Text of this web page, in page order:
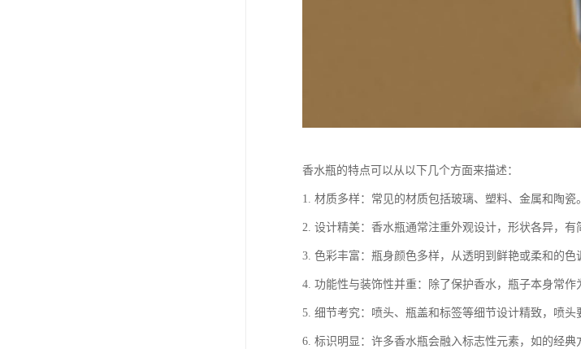
香水瓶的特点可以从以下几个方面来描述：
1. 材质多样：常见的材质包括玻璃、塑料、金属和陶
2. 设计精美：香水瓶通常注重外观设计，形状各异，
3. 色彩丰富：瓶身颜色多样，从透明到鲜艳或柔和的
4. 功能性与装饰性并重：除了保护香水，瓶子本身常作
5. 细节考究：喷头、瓶盖和标签等细节设计精致，喷
6. 标识明显：许多香水瓶会融入标志性元素，如的经典